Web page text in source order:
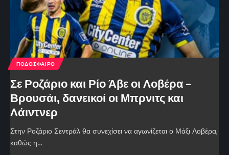
ΠΟΔΟΣΦΑΙΡΟ
Σε Ροζάριο και Ρίο Άβε οι Λοβέρα –
Βρουσάι, δανεικοί οι Μπρνιτς και
Λάιντνερ
Στην Ροζάριο Σεντράλ θα συνεχίσει να αγωνίζεται ο Μάξι Λοβέρα,
καθώς η…